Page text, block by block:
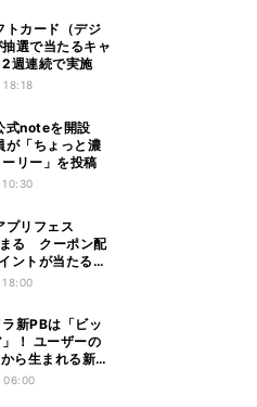
カード（デジ
選で当たるキャ
2週連続で実施
式noteを開設
「ちょっと濃
リー」を投稿
プリフェス
る クーポン配
ントが当たるチ
新PBは「ビッ
！ ユーザーの
ら生まれる新商
06:00